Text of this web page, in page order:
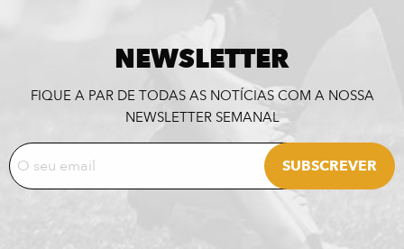
NEWSLETTER
FIQUE A PAR DE TODAS AS NOTÍCIAS COM A NOSSA
NEWSLETTER SEMANAL